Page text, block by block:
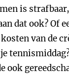
is
dat ook? Of
van de
ook